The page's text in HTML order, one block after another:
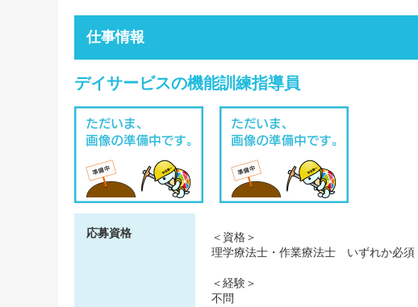
仕事情報
デイサービスの機能訓練指導員
応募資格
＜資格＞
理学療法士・作業療法士 いずれか必須
＜経験＞
不問